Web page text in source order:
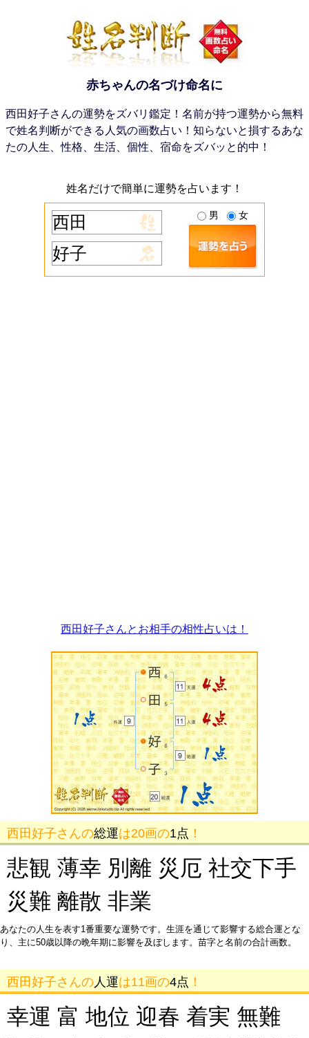
赤ちゃんの名づけ命名に
西田好子さんの運勢をズバリ鑑定！名前が持つ運勢から無料
で姓名判断ができる人気の画数占い！知らないと損するあな
たの人生、性格、生活、個性、宿命をズバッと的中！
姓名だけで簡単に運勢を占います！
男 女
西田好子さんとお相手の相性占いは！
西田好子さんの総運は20画の1点 ！
悲観 薄幸 別離 災厄 社交下手
災難 離散 非業
あなたの人生を表す1番重要な運勢です。生涯を通じて影響する総合運とな
り、主に50歳以降の晩年期に影響を及ぼします。苗字と名前の合計画数。
西田好子さんの 人運は11画の4点 ！
幸運 富 地位 迎春 着実 無難